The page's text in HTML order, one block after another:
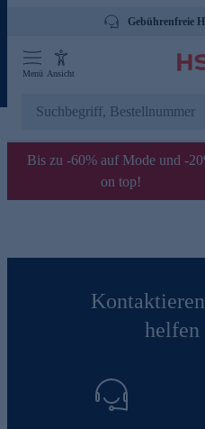
Gebührenfreie
Menü Ansicht
Bis zu -60% auf Mode und -
on top!
helfen